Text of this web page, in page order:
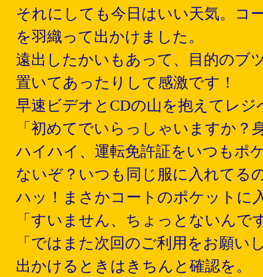
それにしても今日はいい天気。コ
を羽織って出かけました。
遠出したかいもあって、目的のブ
置いてあったりして感激です！
早速ビデオとCDの山を抱えてレジ
「初めてでいらっしゃいますか？
ハイハイ、運転免許証をいつもポ
ないぞ？いつも同じ服に入れてる
ハッ！まさかコートのポケット
「すいません、ちょっとないん
「ではまた次回のご利用をお願い
出かけるときはきちんと確認を。